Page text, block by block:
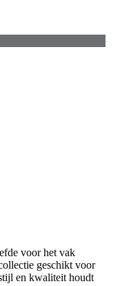
voor het vak
geschikt voor
en kwaliteit houdt